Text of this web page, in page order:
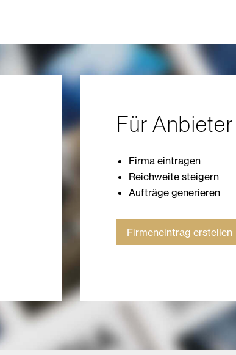
Für Anbieter
Firma eintragen
Reichweite steigern
Aufträge generieren
Firmeneintrag erstellen